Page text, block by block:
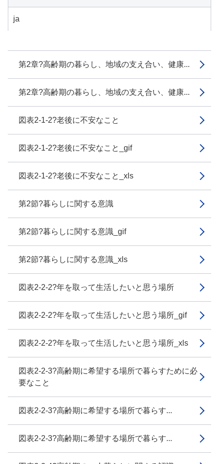
第2章?高齢期の暮らし、地域の支え合い、健康...
第2章?高齢期の暮らし、地域の支え合い、健康...
図表2-1-2?老後に不安なこと
図表2-1-2?老後に不安なこと_gif
図表2-1-2?老後に不安なこと_xls
第2節?暮らしに関する意識
第2節?暮らしに関する意識_gif
第2節?暮らしに関する意識_xls
図表2-2-2?年を取って生活したいと思う場所
図表2-2-2?年を取って生活したいと思う場所_gif
図表2-2-2?年を取って生活したいと思う場所_xls
図表2-2-3?高齢期に希望する場所で暮らすために必
要なこと
図表2-2-3?高齢期に希望する場所で暮らす...
図表2-2-3?高齢期に希望する場所で暮らす...
ja